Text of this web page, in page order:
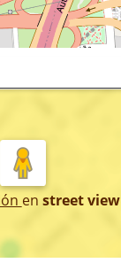
en street view